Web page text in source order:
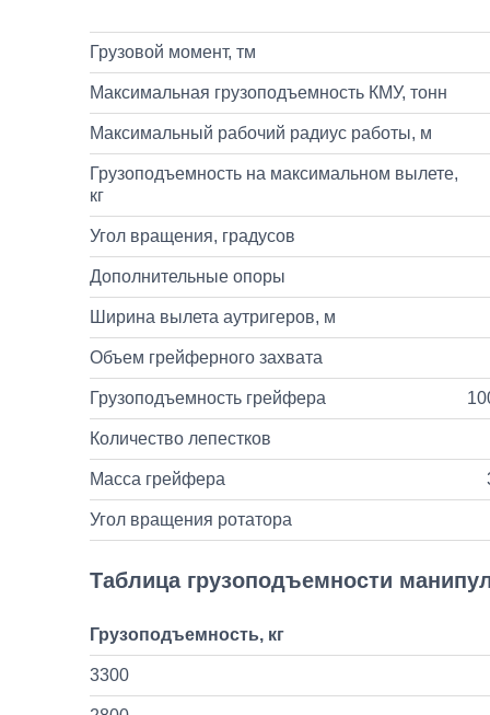
Грузовой момент, тм
Максимальная грузоподъемность КМУ, тонн
Максимальный рабочий радиус работы, м
Грузоподъемность на максимальном вылете,
кг
Угол вращения, градусов
Дополнительные опоры
Ширина вылета аутригеров, м
Объем грейферного захвата
Грузоподъемность грейфера
Количество лепестков
Масса грейфера
Угол вращения ротатора
Таблица грузоподъемности
Грузоподъемность, кг
3300